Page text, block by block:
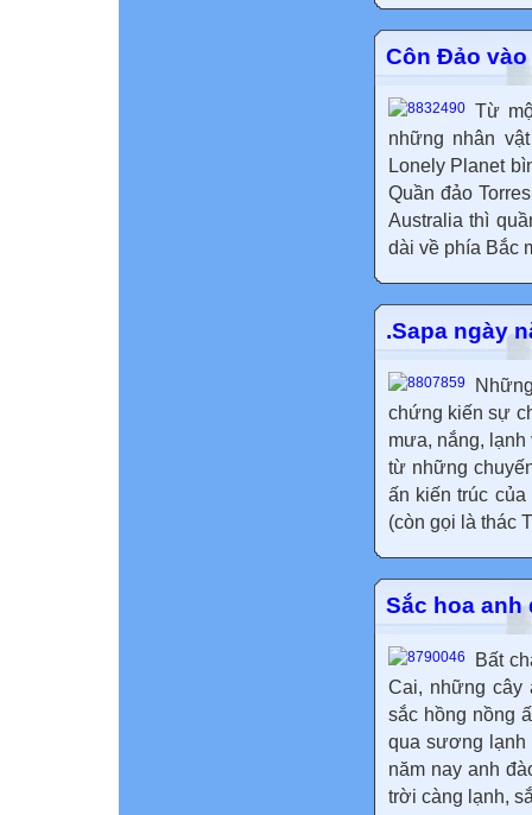
Côn Đảo
Từ
những nhân
Lonely Planet
Quần đảo
Australia thì
dài về phía Bắc
.Sapa ngày
chứng kiến sự
mưa, nắng,
từ những
ấn kiến trúc
(còn gọi là thác
Sắc hoa anh
Bất
Cai, những cây
sắc hồng nồng
qua sương lạnh
năm nay anh
trời càng lạnh,